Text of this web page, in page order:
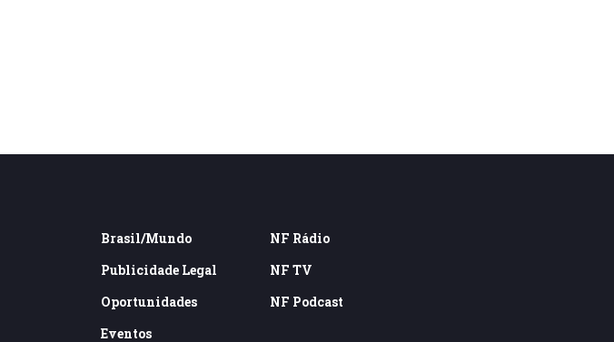
Brasil/Mundo
Publicidade Legal
Oportunidades
Eventos
NF Rádio
NF TV
NF Podcast